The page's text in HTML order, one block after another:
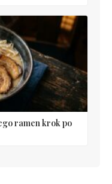
ramen krok po